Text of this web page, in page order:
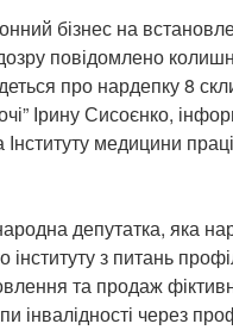
бізнес на
повідомлено
про нардепку 8
Ірину Сисоєнко,
медицини
депутатка, яка
інституту з питань
та продаж
інвалідності через